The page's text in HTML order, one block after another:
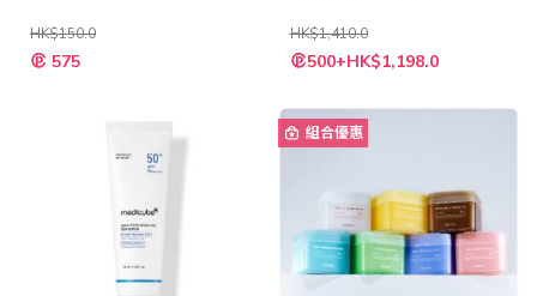
HK$150.0
特
殊 575
HK$1,410.0
500+HK$1,198.0
組合優惠